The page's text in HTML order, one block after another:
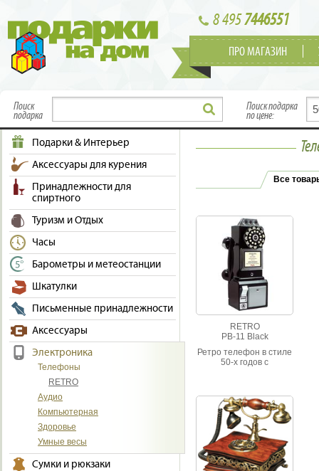
8 4957446551
ПРО МАГАЗИН
Поиск
подарка
Поиск подарка
по цене:
Подарки & Интерьер
Аксессуары для курения
Принадлежности для
спиртного
Туризм и Отдых
Часы
Барометры и метеостанции
Шкатулки
Письменные принадлежности
Аксессуары
Электроника
Телефоны
RETRO
Аудио
Компьютерная
Здоровье
Умные весы
Сумки и рюкзаки
Все
RETRO
PB-11 Black
Ретро телефон в стиле
50-х годов с
устанавливали в
таксофонных будках
США в середине
прошлого столетия.